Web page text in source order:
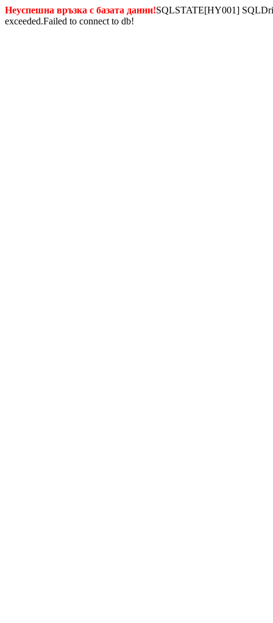
Неуспешна връзка с базата данни!SQLSTATE[HY001]
exceeded.Failed to connect to db!